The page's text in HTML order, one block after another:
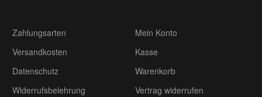
Zahlungsarten
Versandkosten
Datenschutz
Widerrufsbelehrung
Mein Konto
Kasse
Warenkorb
Vertrag widerrufen